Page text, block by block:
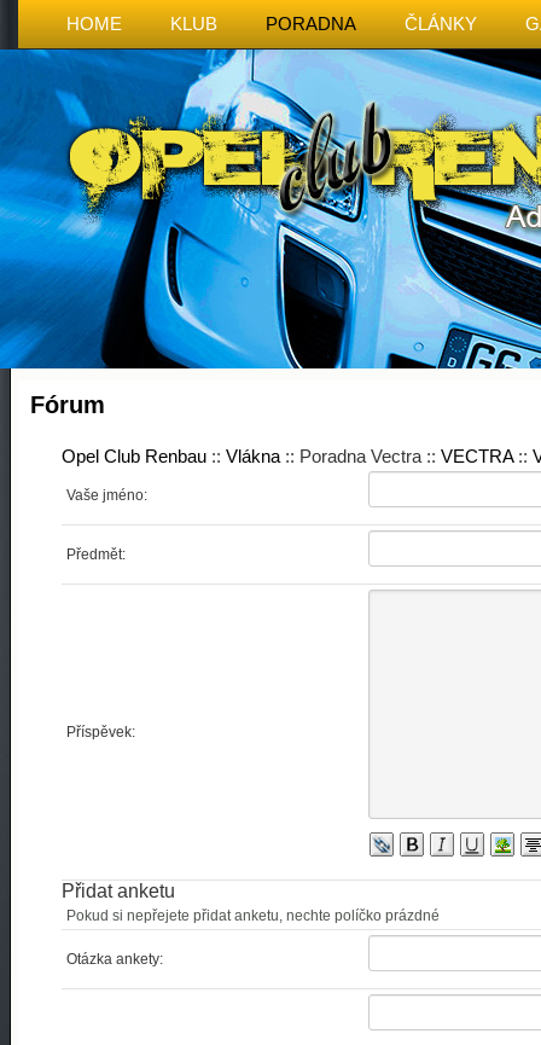
HOME KLUB PORADNA ČLÁNKY
Fórum
Opel Club Renbau :: Vlákna :: Poradna Vectra :: VECTRA::
Vaše jméno:
Předmět:
Příspěvek:
Přidat anketu
Pokud si nepřejete přidat anketu, nechte políčko prázdné
Otázka ankety: